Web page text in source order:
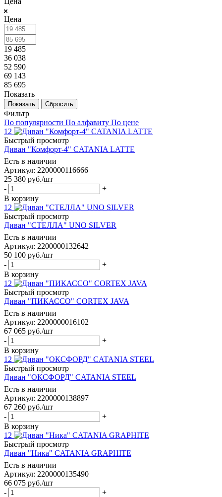
Цена
19 485
36 038
52 590
69 143
85 695
Показать
Сбросить
Фильтр
По популярности По алфавиту По цене
12
Быстрый просмотр
Диван "Комфорт-4" CATANIA LATTE
Есть в наличии
Артикул: 2200000116666
25 380 руб./шт
-
+
В корзину
12
Быстрый просмотр
Диван "СТЕЛЛА" UNO SILVER
Есть в наличии
Артикул: 2200000132642
50 100 руб./шт
-
+
В корзину
12
Быстрый просмотр
Диван "ПИКАССО" CORTEX JAVA
Есть в наличии
Артикул: 2200000016102
67 065 руб./шт
-
+
В корзину
12
Быстрый просмотр
Диван "ОКСФОРД" CATANIA STEEL
Есть в наличии
Артикул: 2200000138897
67 260 руб./шт
-
+
В корзину
12
Быстрый просмотр
Диван "Ника" CATANIA GRAPHITE
Есть в наличии
Артикул: 2200000135490
66 075 руб./шт
-
+